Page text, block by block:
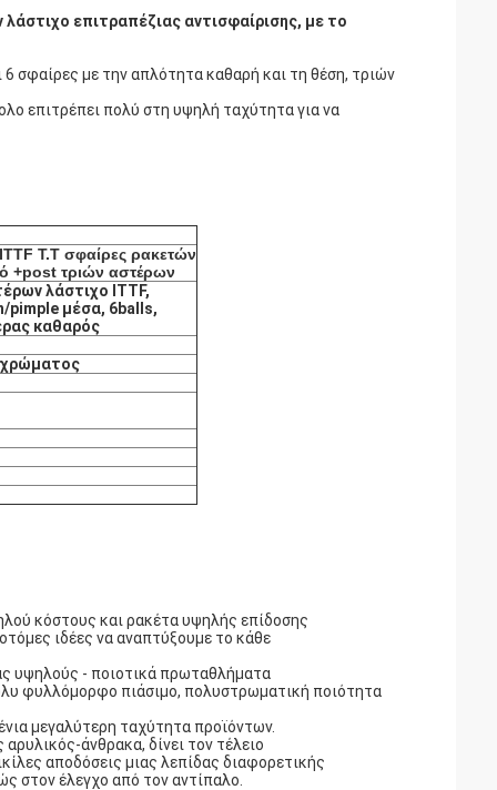
επιτραπέζιας αντισφαίρισης, με το
σφαίρες με την απλότητα καθαρή και τη θέση, τριών
επιτρέπει πολύ στη υψηλή ταχύτητα για να
T.T σφαίρες ρακετών
+post τριών αστέρων
λάστιχο ITTF,
pimple μέσα, 6balls,
καθαρός
χρώματος
κόστους και ρακέτα υψηλής επίδοσης
ιδέες να αναπτύξουμε το κάθε
υψηλούς - ποιοτικά πρωταθλήματα
φυλλόμορφο πιάσιμο, πολυστρωματική ποιότητα
μεγαλύτερη ταχύτητα προϊόντων.
άνθρακα, δίνει τον τέλειο
αποδόσεις μιας λεπίδας διαφορετικής
στον έλεγχο από τον αντίπαλο.